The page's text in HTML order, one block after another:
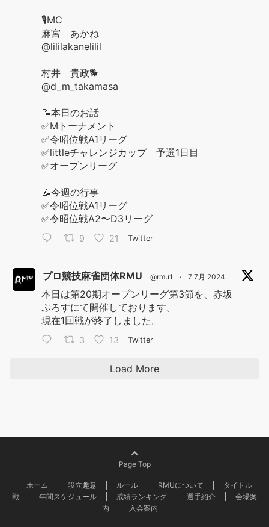
🎙️MC
麻宮 あかね
@lililakanelilil
村井 貴政🐕
@d_m_takamasa
📝本日のお話
✅Mトーナメント
✅令昭位戦A1リーグ
✅littleチャレンジカップ 予選1日目
✅オープンリーグ
📝今週の行事
✅令昭位戦A1リーグ
✅令昭位戦A2〜D3リーグ
9 21 Twitter
プロ競技麻雀団体RMU @rmu1 · 7 7月 2024
本日は第20期オープンリーグ第3節を、赤坂
ぷろすにて開催しております。
現在1回戦が終了しました。
3 13 Twitter
Load More
Page Top
ホーム 設立趣意 ルール RMUについて
タイトル
戦
年間スケジュール 成績ランキング 選手紹介
会場案
内
入会案内